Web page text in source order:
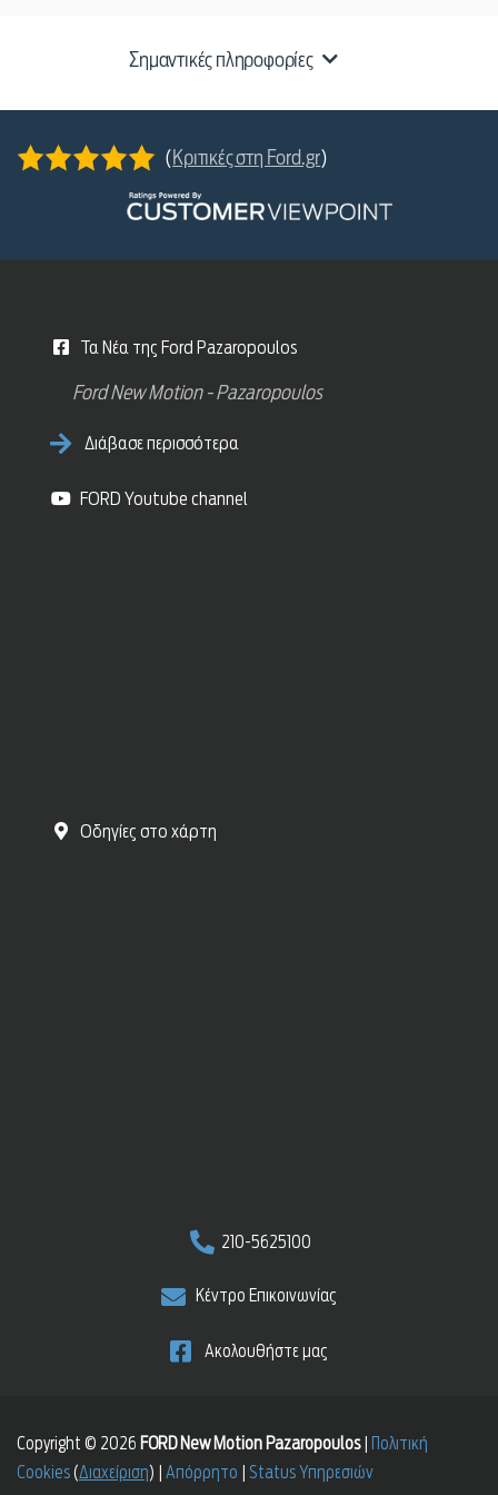
Σημαντικές πληροφορίες
(Κριτικές στη Ford.gr)
Τα Νέα της Ford Pazaropoulos
Ford New Motion - Pazaropoulos
Διάβασε περισσότερα
FORD Youtube channel
Οδηγίες στο χάρτη
210-5625100
Κέντρο Επικοινωνίας
Ακολουθήστε μας
Copyright © 2026 FORD New Motion Pazaropoulos|
Πολιτική
Cookies (Διαχείριση) Απόρρητο Status Υπηρεσιών